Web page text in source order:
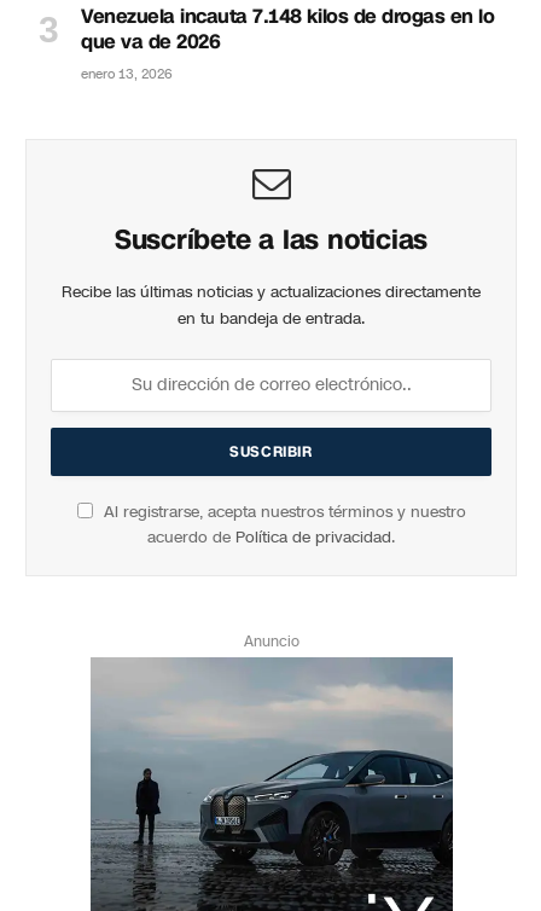
Venezuela incauta 7.148 kilos de drogas en lo
que va de 2026
enero 13, 2026
Suscríbete a las noticias
Recibe las últimas noticias y actualizaciones directamente
en tu bandeja de entrada.
Al registrarse, acepta nuestros términos y nuestro
acuerdo de Política de privacidad.
Anuncio